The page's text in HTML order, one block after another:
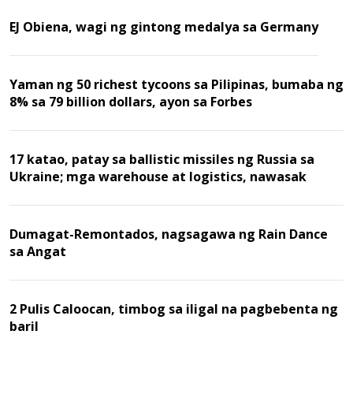
EJ Obiena, wagi ng gintong medalya sa Germany
Yaman ng 50 richest tycoons sa Pilipinas, bumaba ng
8% sa 79 billion dollars, ayon sa Forbes
17 katao, patay sa ballistic missiles ng Russia sa
Ukraine; mga warehouse at logistics, nawasak
Dumagat-Remontados, nagsagawa ng Rain Dance
sa Angat
2 Pulis Caloocan, timbog sa iligal na pagbebenta ng
baril